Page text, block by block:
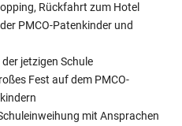
Rückfahrt zum Hotel
PMCO-Patenkinder und
jetzigen Schule
Fest auf dem PMCO-
mit Ansprachen